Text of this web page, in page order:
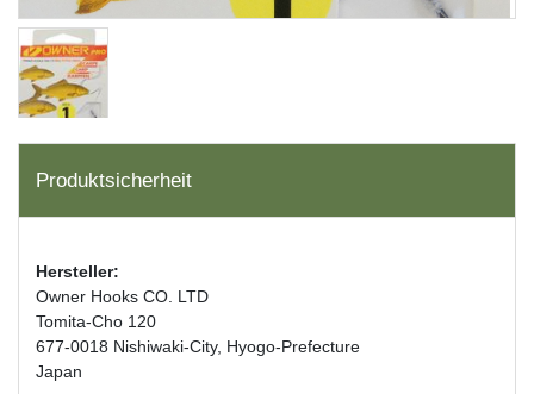
Produktsicherheit
Hersteller:
Owner Hooks CO. LTD
Tomita-Cho 120
677-0018 Nishiwaki-City, Hyogo-Prefecture
Japan